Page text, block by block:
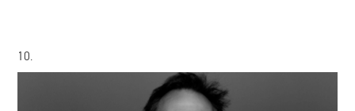
10.